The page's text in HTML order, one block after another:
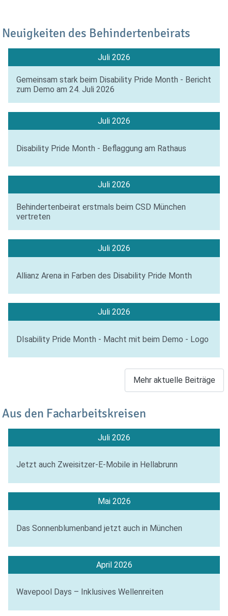
Neuigkeiten des Behindertenbeirats
Juli 2026
Gemeinsam stark beim Disability Pride Month - Bericht
zum Demo am 24. Juli 2026
Juli 2026
Disability Pride Month - Beflaggung am Rathaus
Juli 2026
Behindertenbeirat erstmals beim CSD München
vertreten
Juli 2026
Allianz Arena in Farben des Disability Pride Month
Juli 2026
DIsability Pride Month - Macht mit beim Demo - Logo
Mehr aktuelle Beiträge
Aus den Facharbeitskreisen
Juli 2026
Jetzt auch Zweisitzer-E-Mobile in Hellabrunn
Mai 2026
Das Sonnenblumenband jetzt auch in München
April 2026
Wavepool Days – Inklusives Wellenreiten